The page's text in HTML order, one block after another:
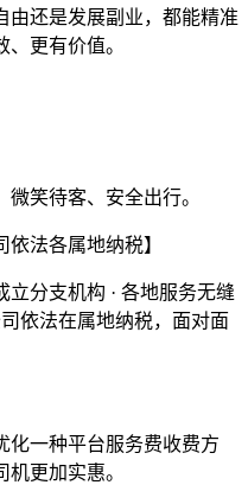
由还是发展副业，都能精准
更有价值。
笑待客、安全出行。
依法各属地纳税】
分支机构 · 各地服务无缝
依法在属地纳税，面对面
化一种平台服务费收费方
更加实惠。